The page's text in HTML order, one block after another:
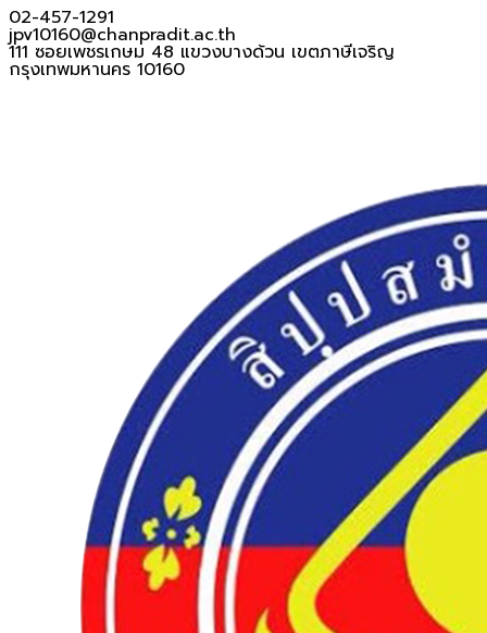
02-457-1291
jpv10160@chanpradit.ac.th
111 ซอยเพชรเกษม 48 แขวงบางด้วน เขตภาษีเจริญ
กรุงเทพมหานคร 10160